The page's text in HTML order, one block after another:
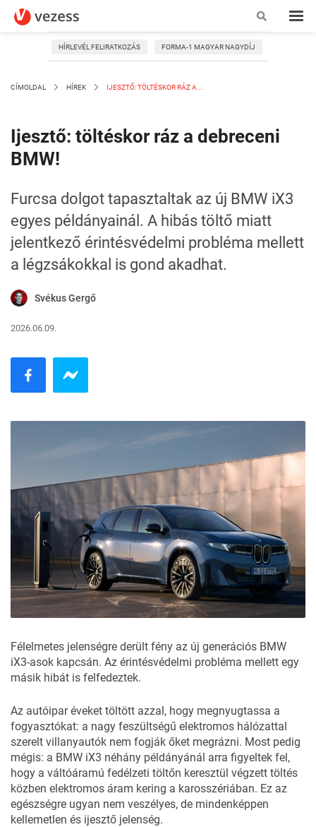
HÍRLEVÉL FELIRATKOZÁS FORMA-1 MAGYAR NAGYDÍJ
CÍMOLDAL HÍREK IJESZTŐ: TÖLTÉSKOR RÁZ A...
Ijesztő: töltéskor ráz a debreceni
BMW!
Furcsa dolgot tapasztaltak az új BMW iX3
egyes példányainál. A hibás töltő miatt
jelentkező érintésvédelmi probléma mellett
a légzsákokkal is gond akadhat.
Svékus Gergő
2026.06.09.
Félelmetes jelenségre derült fény az új generációs BMW
iX3-asok kapcsán. Az érintésvédelmi probléma mellett egy
másik hibát is felfedeztek.
Az autóipar éveket töltött azzal, hogy megnyugtassa a
fogyasztókat: a nagy feszültségű elektromos hálózattal
szerelt villanyautók nem fogják őket megrázni. Most pedig
mégis: a BMW iX3 néhány példányánál arra figyeltek fel,
hogy a váltóáramú fedélzeti töltőn keresztül végzett töltés
közben elektromos áram kering a karosszériában. Ez az
egészségre ugyan nem veszélyes, de mindenképpen
kellemetlen és ijesztő jelenség.